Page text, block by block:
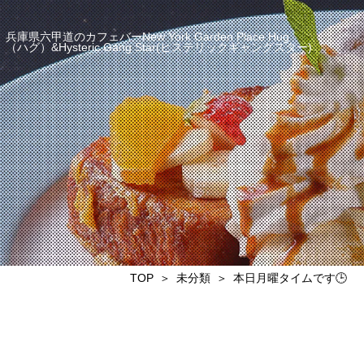
兵庫県六甲道のカフェバーNew York Garden Place Hug
（ハグ）&Hysteric Gang Star(ヒステリックギャングスター)
TOP 未分類 本日月曜タイムです🕒